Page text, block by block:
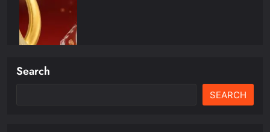
Search
SEARCH